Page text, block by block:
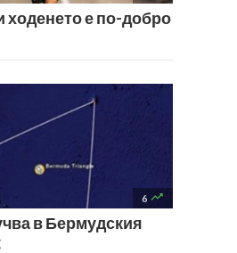
ходенето е по-добро
6 
в Бермудския